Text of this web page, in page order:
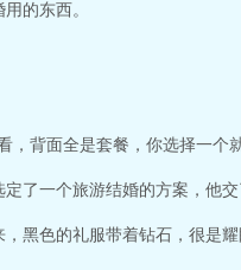
的东西。
，背面全是套餐，你选择一个
了一个旅游结婚的方案，他
黑色的礼服带着钻石，很是耀